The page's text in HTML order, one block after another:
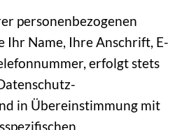
personenbezogenen
Ihr Name, Ihre Anschrift, E-
erfolgt stets
in Übereinstimmung mit